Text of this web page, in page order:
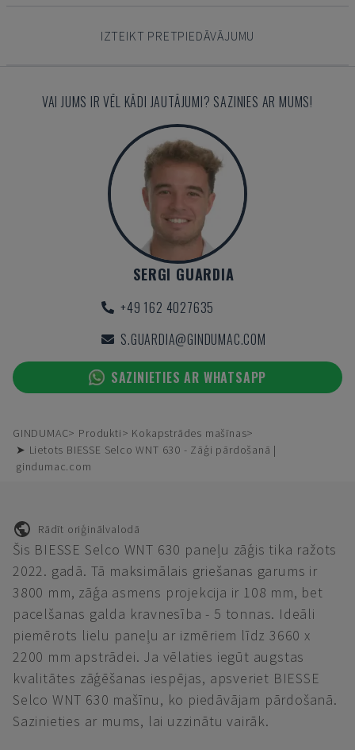
IZTEIKT PRETPIEDĀVĀJUMU
VAI JUMS IR VĒL KĀDI JAUTĀJUMI? SAZINIES AR MUMS!
SERGI GUARDIA
+49 162 4027635
S.GUARDIA@GINDUMAC.COM
SAZINIETIES AR WHATSAPP
GINDUMAC Produkti
Kokapstrādes mašīnas
➤ Lietots BIESSE Selco WNT 630 - Zāģi pārdošanā |
gindumac.com
Rādīt oriģinālvalodā
Šis BIESSE Selco WNT 630 paneļu zāģis tika ražots
2022. gadā. Tā maksimālais griešanas garums ir
3800 mm, zāģa asmens projekcija ir 108 mm, bet
pacelšanas galda kravnesība - 5 tonnas. Ideāli
piemērots lielu paneļu ar izmēriem līdz 3660 x
2200 mm apstrādei. Ja vēlaties iegūt augstas
kvalitātes zāģēšanas iespējas, apsveriet BIESSE
Selco WNT 630 mašīnu, ko piedāvājam pārdošanā.
Sazinieties ar mums, lai uzzinātu vairāk.